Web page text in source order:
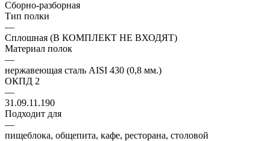
Сборно-разборная
Тип полки
—
Сплошная (В КОМПЛЕКТ НЕ ВХОДЯТ)
Материал полок
—
нержавеющая сталь AISI 430 (0,8 мм.)
ОКПД 2
—
31.09.11.190
Подходит для
—
пищеблока, общепита, кафе, ресторана, столовой